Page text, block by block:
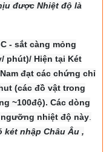
được Nhiệt độ là
- sắt càng mỏng
phút)/ Hiện tại Két
đạt các chứng chỉ
(các đồ vật trong
~100độ). Các dòng
nhiệt độ này.
két nhập Châu Âu ,